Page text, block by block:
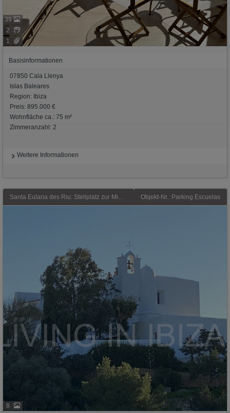
1
2
39
Basisinformationen
07850 Cala Llenya
Islas Baleares
Region: Ibiza
Preis: 895.000 €
Wohnfläche ca.: 75 m²
Zimmeranzahl: 2
Weitere Informationen
Santa Eularia des Riu: Stellplatz zur Miete – auf der Strasse Sa Sequia des Mallorqui in Santa Eulalia del Rio, Ibiza Objekt-Nr.: Parking Escuelas
8